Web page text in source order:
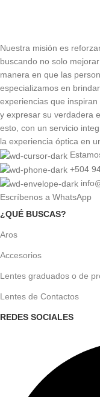
Nuestra misión es
buscando no solo
manera en que las
especializamos en
experiencias que
y expresar su verdadera
esto, con un servicio
la experiencia óptica en
+504
Escríbenos a WhatsApp
¿QUÉ BUSCAS?
Aros
Accesorios
Lentes graduados o de
Lentes de Contactos
REDES SOCIALES